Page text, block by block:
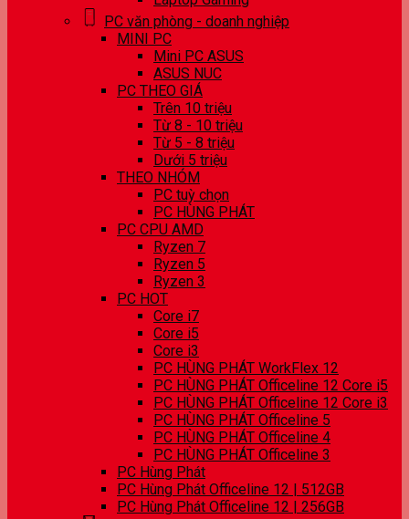
PC văn phòng - doanh nghiệp
MINI PC
Mini PC ASUS
ASUS NUC
PC THEO GIÁ
Trên 10 triệu
Từ 8 - 10 triệu
Từ 5 - 8 triệu
Dưới 5 triệu
THEO NHÓM
PC tuỳ chọn
PC HÙNG PHÁT
PC CPU AMD
Ryzen 7
Ryzen 5
Ryzen 3
PC HOT
Core i7
Core i5
Core i3
PC HÙNG PHÁT WorkFlex 12
PC HÙNG PHÁT Officeline 12 Core i5
PC HÙNG PHÁT Officeline 12 Core i3
PC HÙNG PHÁT Officeline 5
PC HÙNG PHÁT Officeline 4
PC HÙNG PHÁT Officeline 3
PC Hùng Phát
PC Hùng Phát Officeline 12 | 512GB
PC Hùng Phát Officeline 12 | 256GB